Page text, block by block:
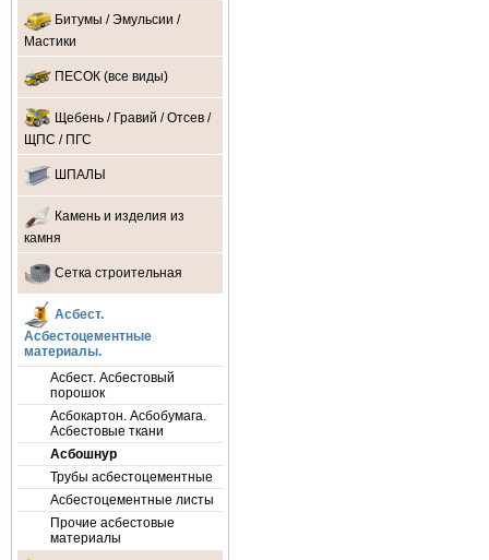
Битумы / Эмульсии /
Мастики
ПЕСОК (все виды)
Щебень / Гравий / Отсев /
ЩПС / ПГС
ШПАЛЫ
Камень и изделия из
камня
Сетка строительная
Асбест.
Асбестоцементные
материалы.
Асбест. Асбестовый
порошок
Асбокартон. Асбобумага.
Асбестовые ткани
Асбошнур
Трубы асбестоцементные
Асбестоцементные листы
Прочие асбестовые
материалы